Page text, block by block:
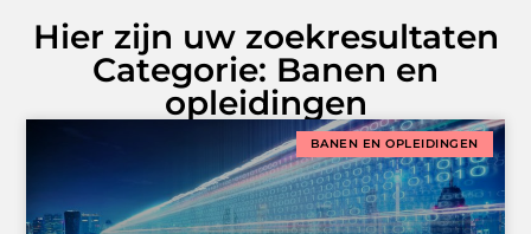
Hier zijn uw zoekresultaten
Categorie: Banen en
opleidingen
BANEN EN OPLEIDINGEN